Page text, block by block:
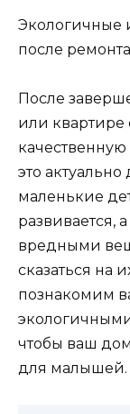
Экологичные
после
После
или квартире
это
маленькие
развивается,
вредными
сказаться на
познакомим
чтобы ваш
для малышей.